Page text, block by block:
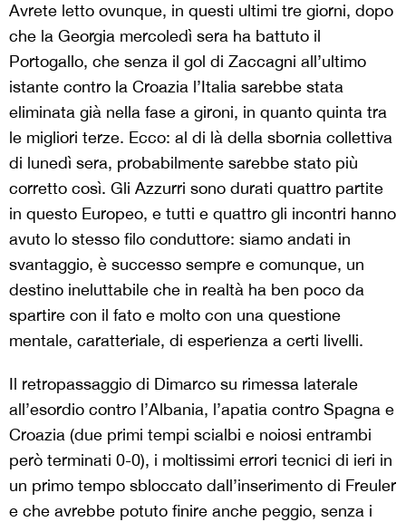
Avrete letto ovunque, in questi ultimi tre giorni, dopo
che la Georgia mercoledì sera ha battuto il
Portogallo, che senza il gol di Zaccagni all’ultimo
istante contro la Croazia l’Italia sarebbe stata
eliminata già nella fase a gironi, in quanto quinta tra
le migliori terze. Ecco: al di là della sbornia collettiva
di lunedì sera, probabilmente sarebbe stato più
corretto così. Gli Azzurri sono durati quattro partite
in questo Europeo, e tutti e quattro gli incontri hanno
avuto lo stesso filo conduttore: siamo andati in
svantaggio, è successo sempre e comunque, un
destino ineluttabile che in realtà ha ben poco da
spartire con il fato e molto con una questione
mentale, caratteriale, di esperienza a certi livelli.
Il retropassaggio di Dimarco su rimessa laterale
all’esordio contro l’Albania, l’apatia contro Spagna e
Croazia (due primi tempi scialbi e noiosi entrambi
però terminati 0-0), i moltissimi errori tecnici di ieri in
un primo tempo sbloccato dall’inserimento di Freuler
e che avrebbe potuto finire anche peggio, senza i